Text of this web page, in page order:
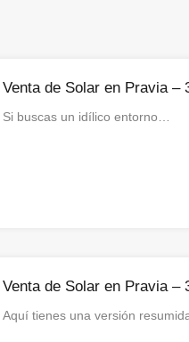
Venta de Solar en Pravia –
Si buscas un idílico entorno…
Venta de Solar en Pravia –
Aquí tienes una versión